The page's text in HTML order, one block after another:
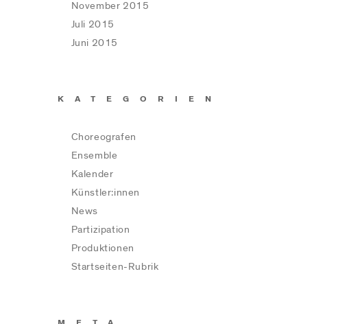
November 2015
Juli 2015
Juni 2015
KATEGORIEN
Choreografen
Ensemble
Kalender
Künstler:innen
News
Partizipation
Produktionen
Startseiten-Rubrik
META